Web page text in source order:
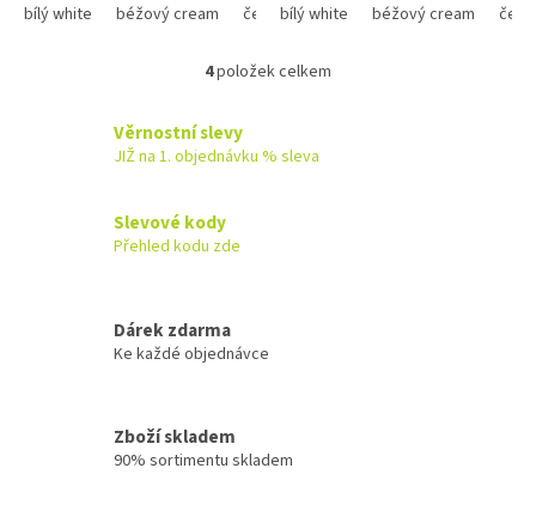
praktická, ale i stylová....
bílý white béžový cream černý black tmavě modrý navy
bílý white
béžový cream
O
á
y
s
4položek celkem
Věrnostní slevy
JIŽ na 1. objednávku % sleva
Slevové kody
Přehled kodu zde
Dárek zdarma
Ke každé objednávce
Zboží skladem
90% sortimentu skladem